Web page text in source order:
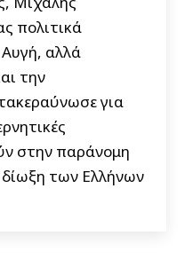
πολιτικά
αλλά
την
για
στην παράνομη
δίωξη των Ελλήνων